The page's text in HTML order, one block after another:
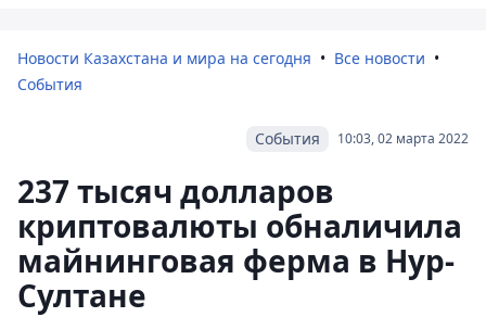
Новости Казахстана и мира на сегодня
Все новости
События
10:03, 02 марта 2022
События
237 тысяч долларов
криптовалюты обналичила
майнинговая ферма в Нур-
Султане